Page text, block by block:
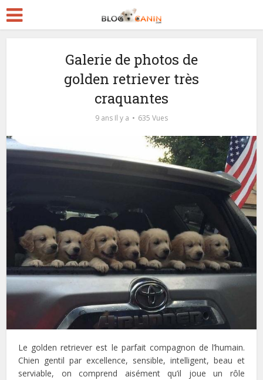
Galerie de photos de
golden retriever très
craquantes
9 ans Il y a 635 Vues
Le golden retriever est le parfait compagnon de l’humain.
Chien gentil par excellence, sensible, intelligent, beau et
serviable, on comprend aisément qu’il joue un rôle